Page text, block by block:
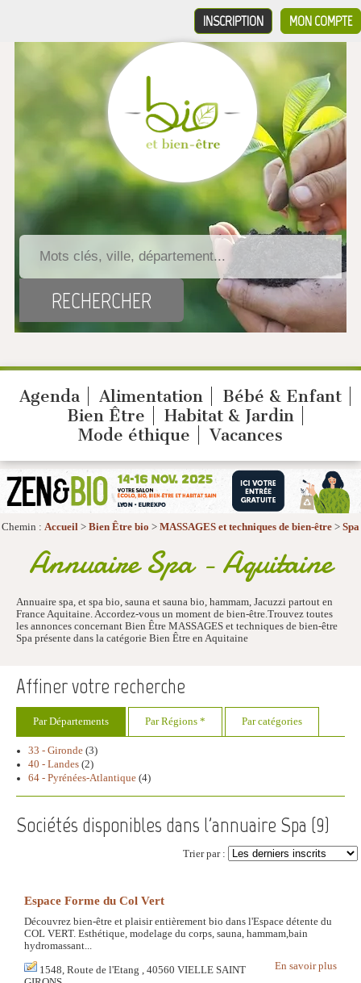
MON COMPTE
INSCRIPTION
Agenda Alimentation
Bébé & Enfant
Bien Être
Habitat & Jardin
Mode éthique
Vacances
Chemin : Accueil > Bien Être bio > MASSAGES et techniques de bien-être > Spa
Annuaire Spa - Aquitaine
Annuaire spa, et spa bio, sauna et sauna bio, hammam, Jacuzzi partout en
France Aquitaine. Accordez-vous un moment de bien-être.Trouvez toutes
les annonces concernant Bien Être MASSAGES et techniques de bien-être
Spa présente dans la catégorie Bien Être en Aquitaine
Affiner votre recherche
Par Départements Par Régions * Par catégories
33 - Gironde (3)
40 - Landes (2)
64 - Pyrénées-Atlantique (4)
Sociétés disponibles dans l'annuaire Spa (9)
Trier par :
Espace Forme du Col Vert
Découvrez bien-être et plaisir entièrement bio dans l'Espace détente du
COL VERT. Esthétique, modelage du corps, sauna, hammam,bain
hydromassant...
En savoir plus
1548, Route de l'Etang , 40560 VIELLE SAINT